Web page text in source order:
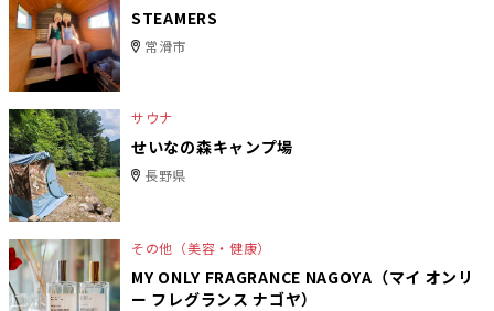
STEAMERS
常滑市
サウナ
せいなの森キャンプ場
長野県
その他（美容・健康）
MY ONLY FRAGRANCE NAGOYA（マイ オンリ
ー フレグランス ナゴヤ）